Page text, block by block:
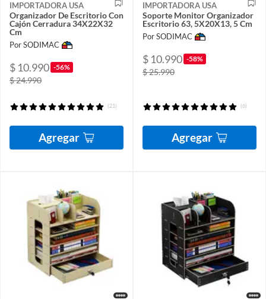
IMPORTADORA USA
Organizador De Escritorio Con
Cajón Cerradura 34X22X32
Cm
Por SODIMAC
$ 10.990 -56%
$ 24.990
(21)
Agregar
IMPORTADORA USA
Soporte Monitor Organizador
Escritorio 63, 5X20X13, 5 Cm
Por SODIMAC
$ 10.990 -58%
$ 25.990
(6)
Agregar